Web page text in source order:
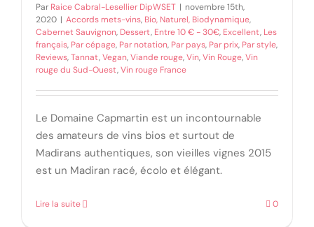
Par Raice Cabral-Lesellier DipWSET | novembre 15th,
2020 | Accords mets-vins, Bio, Naturel, Biodynamique,
Cabernet Sauvignon, Dessert, Entre 10 € - 30€, Excellent, Les
français, Par cépage, Par notation, Par pays, Par prix, Par style,
Reviews,Tannat,Vegan,Viande rouge,Vin,Vin Rouge,Vin
rouge du Sud-Ouest,Vin rouge France
Le Domaine Capmartin est un incontournable
des amateurs de vins bios et surtout de
Madirans authentiques, son vieilles vignes 2015
est un Madiran racé, écolo et élégant.
Lire la suite 0